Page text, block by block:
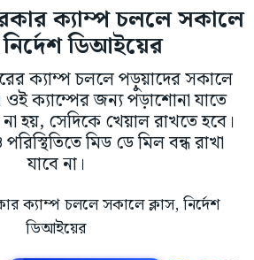
ক্যাম্প চললে সকালে
ডিআইয়ের
ক্যাম্প চললে পড়ুয়াদের সকালে
ক্যাম্পের জন্য পড়াশোনা যাতে
হয়, সেদিকে খেয়াল রাখতে হবে।
মিড ডে মিল বন্ধ রাখা
যাবে না।